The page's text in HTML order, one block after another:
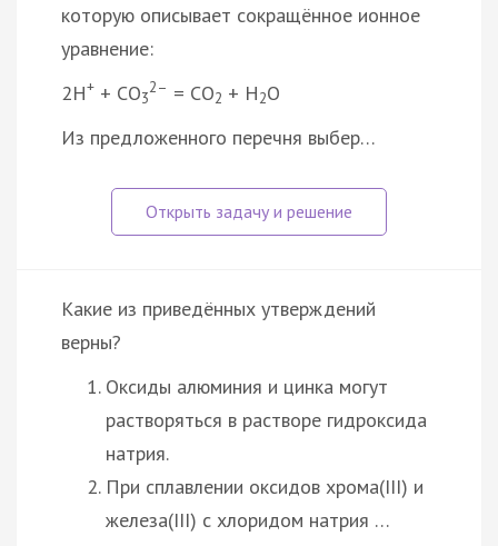
которую описывает сокращённое ионное
уравнение:
2H+ + CO3
2– = CO2 + H2O
Из предложенного перечня выбер…
Какие из приведённых утверждений
верны?
Оксиды алюминия и цинка могут
растворяться в растворе гидроксида
натрия.
При сплавлении оксидов хрома(III) и
железа(III) с хлоридом натрия …